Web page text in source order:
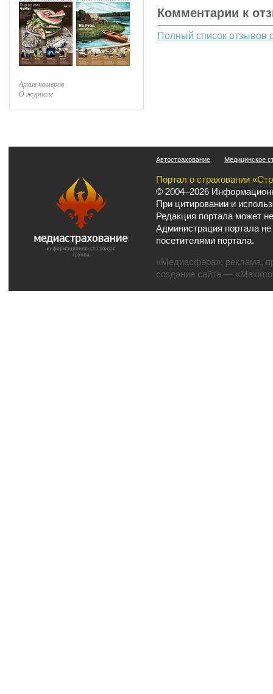
Архив номеров
О журнале
Комментарии к
Полный список отзывов
Автострахование Медицинское
Портал о страховании
© 2004–2026
При цитировании и
Редакция портала может
Администрация портала
посетителями портала.
«Медиасфера»: реклама,
создание сайта —